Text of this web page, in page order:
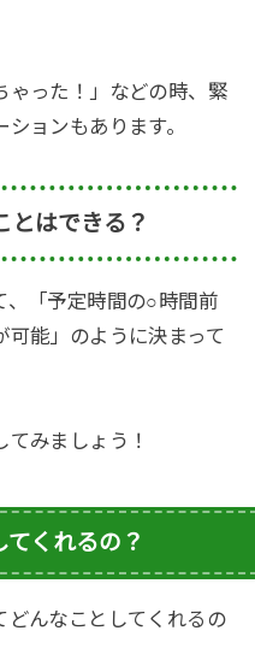
ゃった！」などの時、緊
ョンもあります。
とはできる？
、「予定時間の○時間前
可能」のように決まって
みましょう！
くれるの？
どんなことしてくれるの